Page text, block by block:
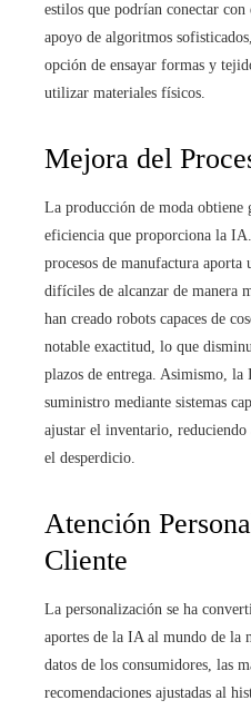
estilos que podrían conectar
apoyo de algoritmos
opción de ensayar formas y
utilizar materiales físicos.
Mejora del
La producción de moda obtiene
eficiencia que proporciona la
procesos de manufactura
difíciles de alcanzar de manera
han creado robots capaces de
notable exactitud, lo que
plazos de entrega. Asimismo, la
suministro mediante sistemas
ajustar el inventario, reduciendo
el desperdicio.
Atención
Cliente
La personalización se ha
aportes de la IA al mundo de la
datos de los consumidores, las
recomendaciones ajustadas al